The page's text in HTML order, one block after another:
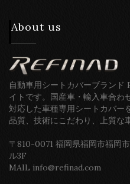
About us
自動車用シートカバーブランド
イトです。国産車・輸入車合わ
対応した車種専用シートカバー
品質、技術にこだわり、上質な
〒810-0071 福岡県福岡市福岡
ル3F
MAIL info@refinad.com